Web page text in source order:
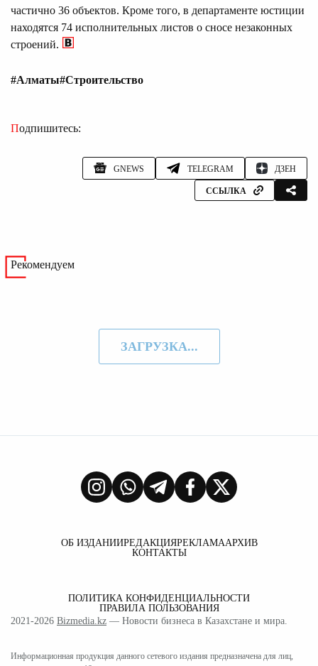
частично 36 объектов. Кроме того, в департаменте юстиции
находятся 74 исполнительных листов о сносе незаконных
строений.
#Алматы#Строительство
Подпишитесь:
GNEWS TELEGRAM ДЗЕН
ССЫЛКА
Рекомендуем
ЗАГРУЗКА...
ОБ ИЗДАНИИРЕДАКЦИЯРЕКЛАМААРХИВ
КОНТАКТЫ
ПОЛИТИКА КОНФИДЕНЦИАЛЬНОСТИ
ПРАВИЛА ПОЛЬЗОВАНИЯ
2021-2026 Bizmedia.kz — Новости бизнеса в Казахстане и мира.
Информационная продукция данного сетевого издания предназначена для лиц,